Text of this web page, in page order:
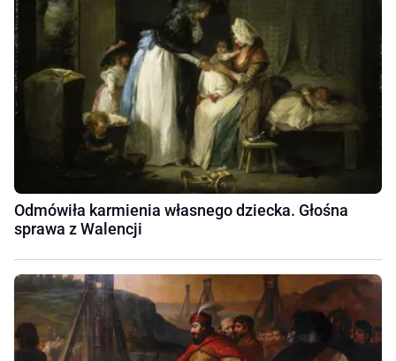
Odmówiła karmienia własnego dziecka. Głośna
sprawa z Walencji